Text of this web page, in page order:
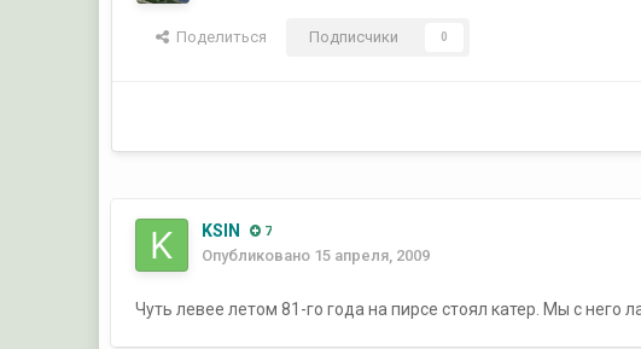
Поделиться Подписчики 0
KSIN 7
Опубликовано 15 апреля, 2009
Чуть левее летом 81-го года на пирсе стоял катер. Мы с